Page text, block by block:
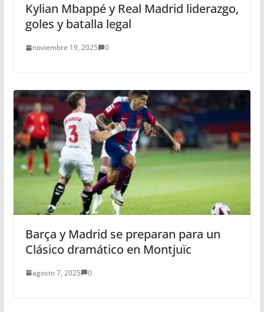
Kylian Mbappé y Real Madrid liderazgo,
goles y batalla legal
noviembre 19, 2025 0
Barça y Madrid se preparan para un
Clásico dramático en Montjuïc
agosto 7, 2025 0